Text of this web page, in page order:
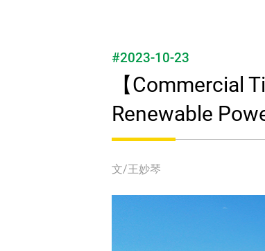
#2023-10-23
【Commercial
Renewable
文/王妙琴